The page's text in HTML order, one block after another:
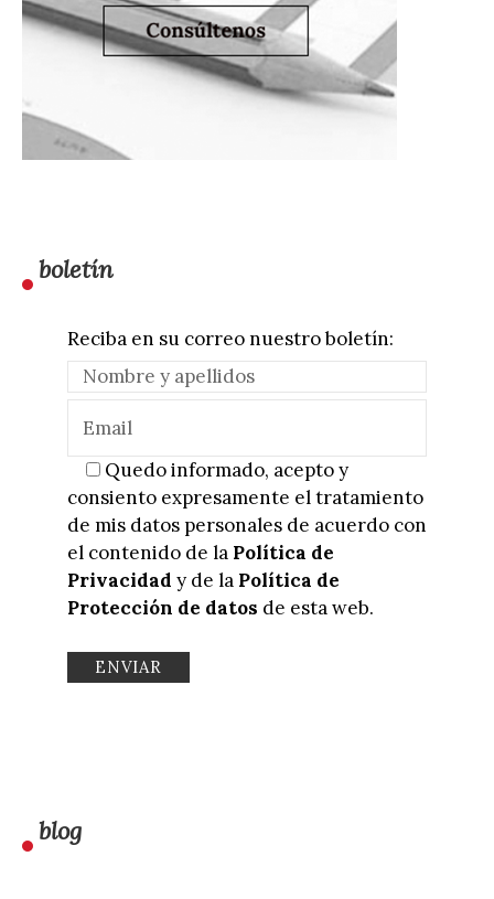
boletín
Reciba en su correo nuestro boletín:
Quedo informado, acepto y
consiento expresamente el tratamiento
de mis datos personales de acuerdo con
el contenido de la Política de
Privacidad y de la Política de
Protección de datos de esta web.
blog